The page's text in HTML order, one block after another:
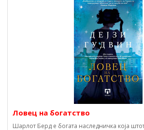
Ловец на богатство
Шарлот Берд е богата наследничка која